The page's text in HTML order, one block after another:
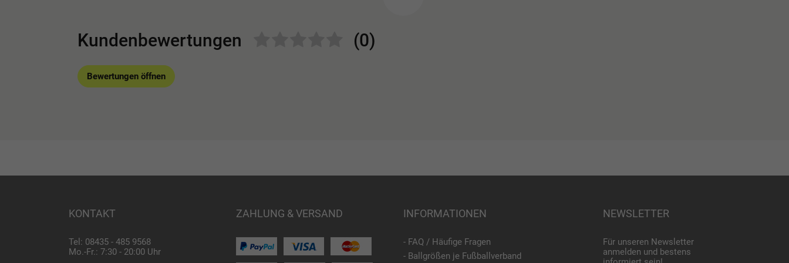
Kundenbewertungen (0)
Bewertungen öffnen
KONTAKT
Tel: 08435 - 485 9568
Mo.-Fr.: 7:30 - 20:00 Uhr
ZAHLUNG & VERSAND INFORMATIONEN
- FAQ / Häufige Fragen
- Ballgrößen je Fußballverband
NEWSLETTER
Für unseren Newsletter
anmelden und bestens